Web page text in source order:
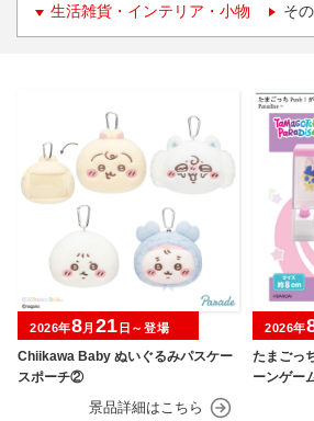
生活雑貨・インテリア・小物 そ
Chiikawa Baby ぬいぐるみパスケー
スポーチ②
2026年8月 21 日～登場
たまごっ
ーンゲー
tchi
2026年